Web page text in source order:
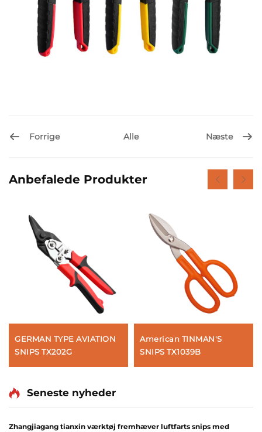
Forrige Alle Næste
Anbefalede Produkter
GERMAN TYPE AVIATION
SNIPS TX202G
American TINMAN'S
SNIPS TX1039B
Seneste nyheder
Zhangjiagang tianxin værktøj fremhæver luftfarts snips med